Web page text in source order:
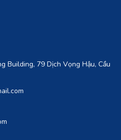
Building, 79 Dịch Vọng Hậu, Cầu